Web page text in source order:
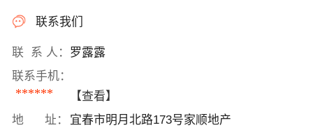
联系我们
联 系 人： 罗露露
联系手机：
******
【查看】
地 址：
宜春市明月北路173号家顺地产